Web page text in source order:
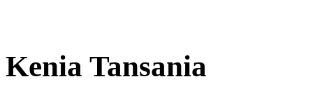
Kenia Tansania